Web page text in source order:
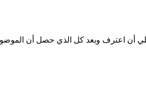
أن اعترف وبعد كل الذي حصل أن